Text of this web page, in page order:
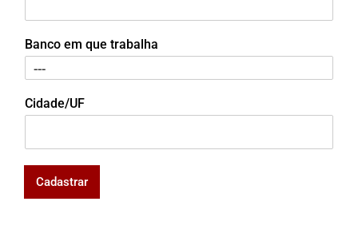
Banco em que trabalha
Cidade/UF
Cadastrar